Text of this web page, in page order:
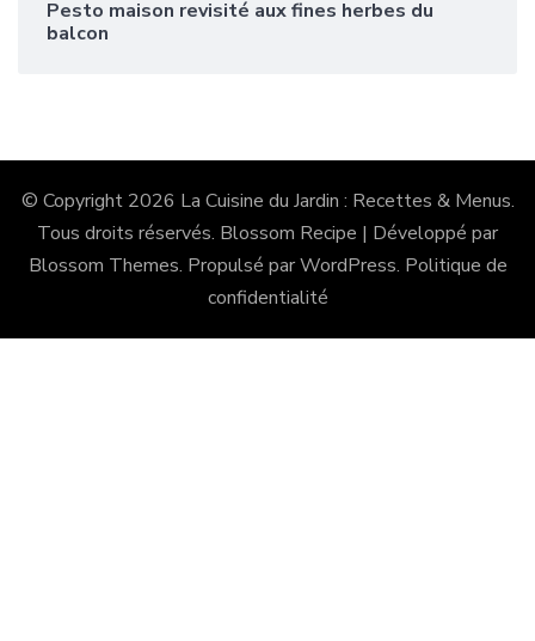
Pesto maison revisité aux fines herbes du
balcon
© Copyright 2026 La Cuisine du Jardin : Recettes & Menus.
Tous droits réservés. Blossom Recipe | Développé par
Blossom Themes. Propulsé parWordPress. Politique de
confidentialité